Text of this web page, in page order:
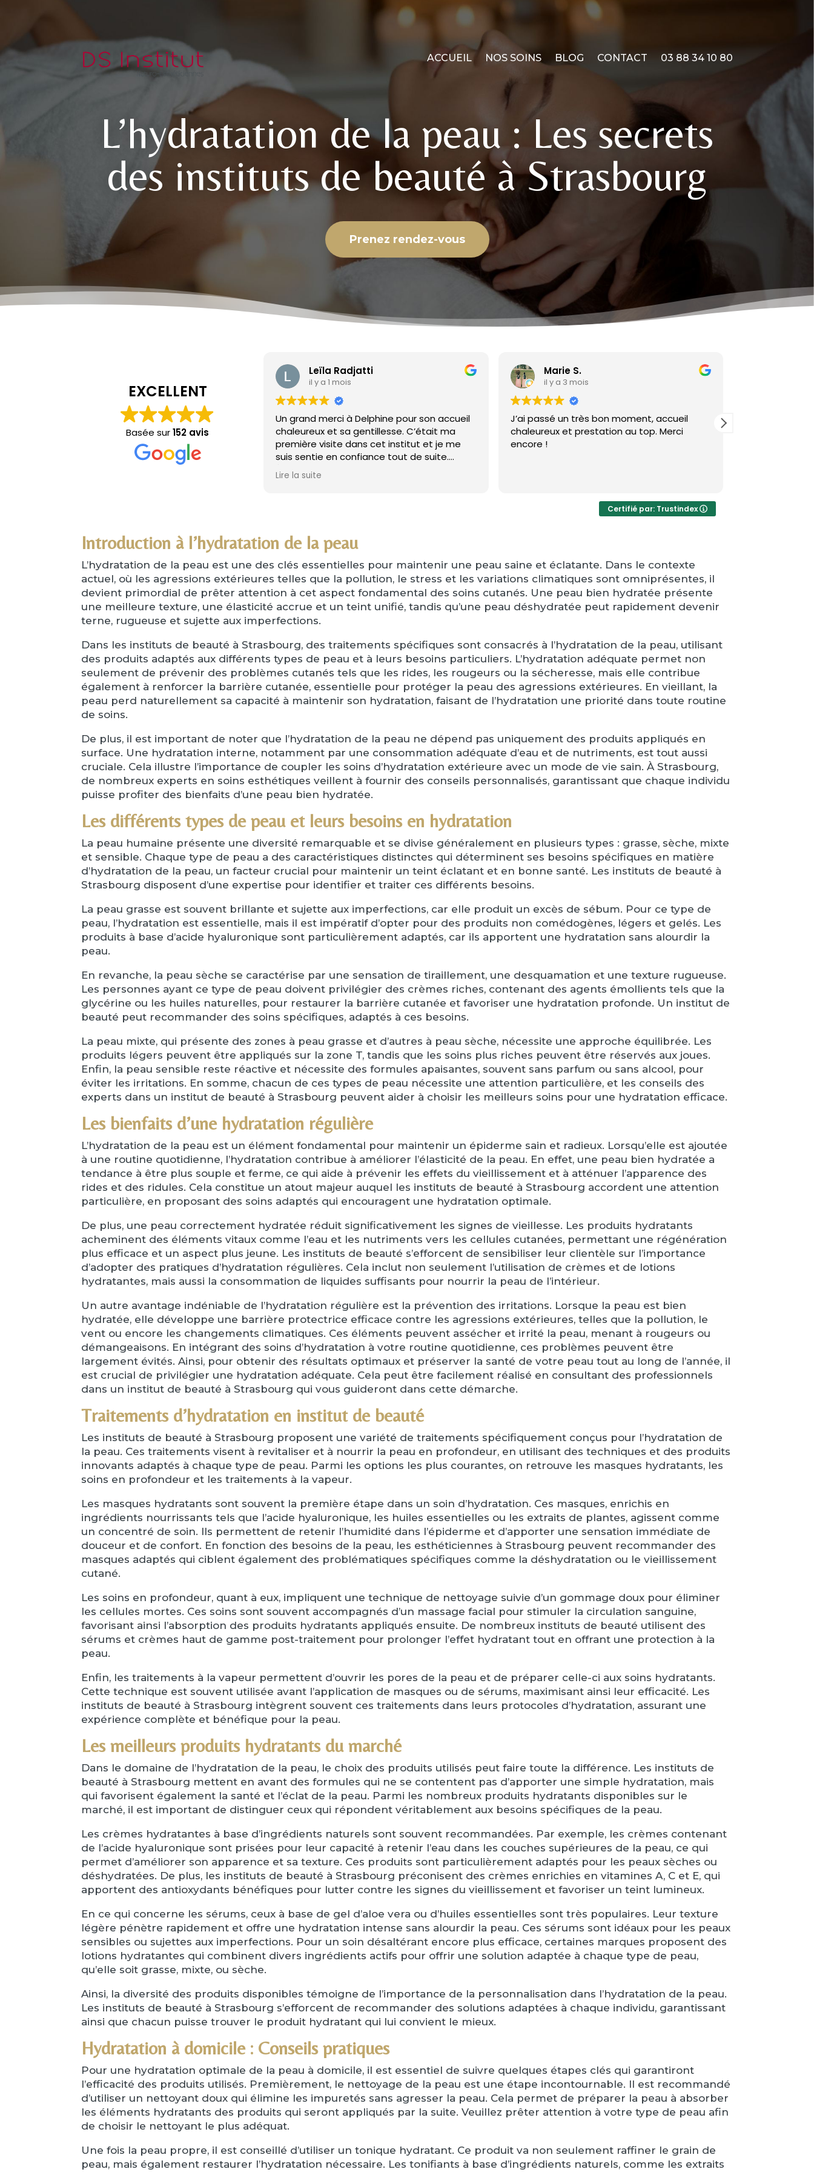
ACCUEIL NOS SOINS BLOG CONTACT 03 88 34 10 80
L’hydratation de la peau : Les secrets
des instituts de beauté à Strasbourg
Prenez rendez-vous
EXCELLENT
Basée sur152 avis
Leïla Radjatti
il y a 1 mois
Un grand merci à Delphine pour son accueil
chaleureux et sa gentillesse. C’était ma
première visite dans cet institut et je me
suis sentie en confiance tout de suite.
Épilation réalisée avec douceur et
efficacité. Je reviendrai avec plaisir ☺️
Lire la suite
Marie S.
il y a 3 mois
J’ai passé un très bon moment, accueil
chaleureux et prestation au top. Merci
encore !
Certifié par: Trustindex
Introduction à l’hydratation de la peau
L’hydratation de la peau est une des clés essentielles pour maintenir une peau saine et éclatante. Dans le contexte
actuel, où les agressions extérieures telles que la pollution, le stress et les variations climatiques sont omniprésentes, il
devient primordial de prêter attention à cet aspect fondamental des soins cutanés. Une peau bien hydratée présente
une meilleure texture, une élasticité accrue et un teint unifié, tandis qu’une peau déshydratée peut rapidement devenir
terne, rugueuse et sujette aux imperfections.
Dans les instituts de beauté à Strasbourg, des traitements spécifiques sont consacrés à l’hydratation de la peau, utilisant
des produits adaptés aux différents types de peau et à leurs besoins particuliers. L’hydratation adéquate permet non
seulement de prévenir des problèmes cutanés tels que les rides, les rougeurs ou la sécheresse, mais elle contribue
également à renforcer la barrière cutanée, essentielle pour protéger la peau des agressions extérieures. En vieillant, la
peau perd naturellement sa capacité à maintenir son hydratation, faisant de l’hydratation une priorité dans toute routine
de soins.
De plus, il est important de noter que l’hydratation de la peau ne dépend pas uniquement des produits appliqués en
surface. Une hydratation interne, notamment par une consommation adéquate d’eau et de nutriments, est tout aussi
cruciale. Cela illustre l’importance de coupler les soins d’hydratation extérieure avec un mode de vie sain. À Strasbourg,
de nombreux experts en soins esthétiques veillent à fournir des conseils personnalisés, garantissant que chaque individu
puisse profiter des bienfaits d’une peau bien hydratée.
Les différents types de peau et leurs besoins en hydratation
La peau humaine présente une diversité remarquable et se divise généralement en plusieurs types : grasse, sèche, mixte
et sensible. Chaque type de peau a des caractéristiques distinctes qui déterminent ses besoins spécifiques en matière
d’hydratation de la peau, un facteur crucial pour maintenir un teint éclatant et en bonne santé. Les instituts de beauté à
Strasbourg disposent d’une expertise pour identifier et traiter ces différents besoins.
La peau grasse est souvent brillante et sujette aux imperfections, car elle produit un excès de sébum. Pour ce type de
peau, l’hydratation est essentielle, mais il est impératif d’opter pour des produits non comédogènes, légers et gelés. Les
produits à base d’acide hyaluronique sont particulièrement adaptés, car ils apportent une hydratation sans alourdir la
peau.
En revanche, la peau sèche se caractérise par une sensation de tiraillement, une desquamation et une texture rugueuse.
Les personnes ayant ce type de peau doivent privilégier des crèmes riches, contenant des agents émollients tels que la
glycérine ou les huiles naturelles, pour restaurer la barrière cutanée et favoriser une hydratation profonde. Un institut de
beauté peut recommander des soins spécifiques, adaptés à ces besoins.
La peau mixte, qui présente des zones à peau grasse et d’autres à peau sèche, nécessite une approche équilibrée. Les
produits légers peuvent être appliqués sur la zone T, tandis que les soins plus riches peuvent être réservés aux joues.
Enfin, la peau sensible reste réactive et nécessite des formules apaisantes, souvent sans parfum ou sans alcool, pour
éviter les irritations. En somme, chacun de ces types de peau nécessite une attention particulière, et les conseils des
experts dans un institut de beauté à Strasbourg peuvent aider à choisir les meilleurs soins pour une hydratation efficace.
Les bienfaits d’une hydratation régulière
L’hydratation de la peau est un élément fondamental pour maintenir un épiderme sain et radieux. Lorsqu’elle est ajoutée
à une routine quotidienne, l’hydratation contribue à améliorer l’élasticité de la peau. En effet, une peau bien hydratée a
tendance à être plus souple et ferme, ce qui aide à prévenir les effets du vieillissement et à atténuer l’apparence des
rides et des ridules. Cela constitue un atout majeur auquel les instituts de beauté à Strasbourg accordent une attention
particulière, en proposant des soins adaptés qui encouragent une hydratation optimale.
De plus, une peau correctement hydratée réduit significativement les signes de vieillesse. Les produits hydratants
acheminent des éléments vitaux comme l’eau et les nutriments vers les cellules cutanées, permettant une régénération
plus efficace et un aspect plus jeune. Les instituts de beauté s’efforcent de sensibiliser leur clientèle sur l’importance
d’adopter des pratiques d’hydratation régulières. Cela inclut non seulement l’utilisation de crèmes et de lotions
hydratantes, mais aussi la consommation de liquides suffisants pour nourrir la peau de l’intérieur.
Un autre avantage indéniable de l’hydratation régulière est la prévention des irritations. Lorsque la peau est bien
hydratée, elle développe une barrière protectrice efficace contre les agressions extérieures, telles que la pollution, le
vent ou encore les changements climatiques. Ces éléments peuvent assécher et irrité la peau, menant à rougeurs ou
démangeaisons. En intégrant des soins d’hydratation à votre routine quotidienne, ces problèmes peuvent être
largement évités. Ainsi, pour obtenir des résultats optimaux et préserver la santé de votre peau tout au long de l’année, il
est crucial de privilégier une hydratation adéquate. Cela peut être facilement réalisé en consultant des professionnels
dans un institut de beauté à Strasbourg qui vous guideront dans cette démarche.
Traitements d’hydratation en institut de beauté
Les instituts de beauté à Strasbourg proposent une variété de traitements spécifiquement conçus pour l’hydratation de
la peau. Ces traitements visent à revitaliser et à nourrir la peau en profondeur, en utilisant des techniques et des produits
innovants adaptés à chaque type de peau. Parmi les options les plus courantes, on retrouve les masques hydratants, les
soins en profondeur et les traitements à la vapeur.
Les masques hydratants sont souvent la première étape dans un soin d’hydratation. Ces masques, enrichis en
ingrédients nourrissants tels que l’acide hyaluronique, les huiles essentielles ou les extraits de plantes, agissent comme
un concentré de soin. Ils permettent de retenir l’humidité dans l’épiderme et d’apporter une sensation immédiate de
douceur et de confort. En fonction des besoins de la peau, les esthéticiennes à Strasbourg peuvent recommander des
masques adaptés qui ciblent également des problématiques spécifiques comme la déshydratation ou le vieillissement
cutané.
Les soins en profondeur, quant à eux, impliquent une technique de nettoyage suivie d’un gommage doux pour éliminer
les cellules mortes. Ces soins sont souvent accompagnés d’un massage facial pour stimuler la circulation sanguine,
favorisant ainsi l’absorption des produits hydratants appliqués ensuite. De nombreux instituts de beauté utilisent des
sérums et crèmes haut de gamme post-traitement pour prolonger l’effet hydratant tout en offrant une protection à la
peau.
Enfin, les traitements à la vapeur permettent d’ouvrir les pores de la peau et de préparer celle-ci aux soins hydratants.
Cette technique est souvent utilisée avant l’application de masques ou de sérums, maximisant ainsi leur efficacité. Les
instituts de beauté à Strasbourg intègrent souvent ces traitements dans leurs protocoles d’hydratation, assurant une
expérience complète et bénéfique pour la peau.
Les meilleurs produits hydratants du marché
Dans le domaine de l’hydratation de la peau, le choix des produits utilisés peut faire toute la différence. Les instituts de
beauté à Strasbourg mettent en avant des formules qui ne se contentent pas d’apporter une simple hydratation, mais
qui favorisent également la santé et l’éclat de la peau. Parmi les nombreux produits hydratants disponibles sur le
marché, il est important de distinguer ceux qui répondent véritablement aux besoins spécifiques de la peau.
Les crèmes hydratantes à base d’ingrédients naturels sont souvent recommandées. Par exemple, les crèmes contenant
de l’acide hyaluronique sont prisées pour leur capacité à retenir l’eau dans les couches supérieures de la peau, ce qui
permet d’améliorer son apparence et sa texture. Ces produits sont particulièrement adaptés pour les peaux sèches ou
déshydratées. De plus, les instituts de beauté à Strasbourg préconisent des crèmes enrichies en vitamines A, C et E, qui
apportent des antioxydants bénéfiques pour lutter contre les signes du vieillissement et favoriser un teint lumineux.
En ce qui concerne les sérums, ceux à base de gel d’aloe vera ou d’huiles essentielles sont très populaires. Leur texture
légère pénètre rapidement et offre une hydratation intense sans alourdir la peau. Ces sérums sont idéaux pour les peaux
sensibles ou sujettes aux imperfections. Pour un soin désaltérant encore plus efficace, certaines marques proposent des
lotions hydratantes qui combinent divers ingrédients actifs pour offrir une solution adaptée à chaque type de peau,
qu’elle soit grasse, mixte, ou sèche.
Ainsi, la diversité des produits disponibles témoigne de l’importance de la personnalisation dans l’hydratation de la peau.
Les instituts de beauté à Strasbourg s’efforcent de recommander des solutions adaptées à chaque individu, garantissant
ainsi que chacun puisse trouver le produit hydratant qui lui convient le mieux.
Hydratation à domicile : Conseils pratiques
Pour une hydratation optimale de la peau à domicile, il est essentiel de suivre quelques étapes clés qui garantiront
l’efficacité des produits utilisés. Premièrement, le nettoyage de la peau est une étape incontournable. Il est recommandé
d’utiliser un nettoyant doux qui élimine les impuretés sans agresser la peau. Cela permet de préparer la peau à absorber
les éléments hydratants des produits qui seront appliqués par la suite. Veuillez prêter attention à votre type de peau afin
de choisir le nettoyant le plus adéquat.
Une fois la peau propre, il est conseillé d’utiliser un tonique hydratant. Ce produit va non seulement raffiner le grain de
peau, mais également restaurer l’hydratation nécessaire. Les tonifiants à base d’ingrédients naturels, comme les extraits